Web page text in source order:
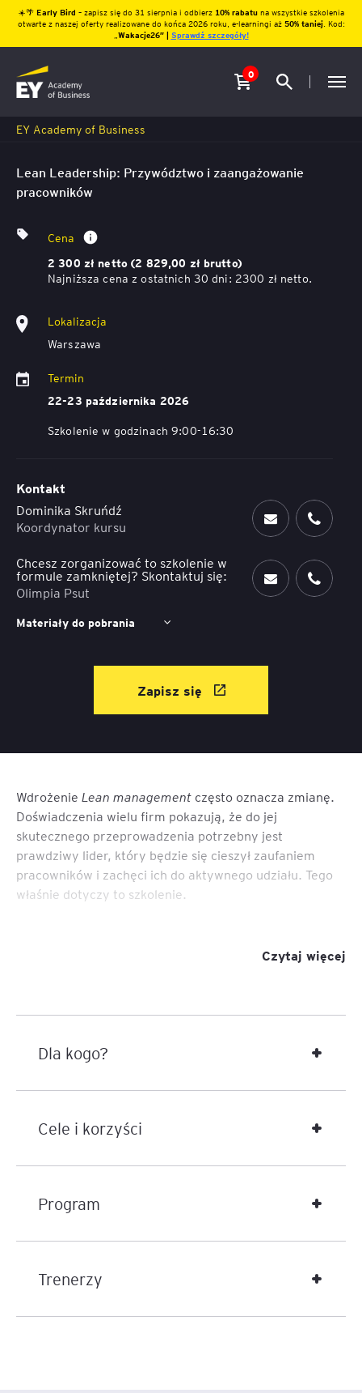
☀️🌴 Early Bird – zapisz się do 31 sierpnia i odbierz10% rabatu na wszystkie szkolenia
otwarte z naszej oferty realizowane do końca 2026 roku, e-learningi aż 50% taniej. Kod:
Wakacje26″ | Sprawdź szczegóły!
0
EY Academy of Business
Wdrożenie Lean management często oznacza zmianę.
Doświadczenia wielu firm pokazują, że do jej
skutecznego przeprowadzenia potrzebny jest
prawdziwy lider, który będzie się cieszył zaufaniem
pracowników i zachęci ich do aktywnego udziału. Tego
właśnie dotyczy to szkolenie.
Czytaj więcej
Dla kogo?
Cele i korzyści
Program
Trenerzy
Lean Leadership: Przywództwo i zaangażowanie
pracowników
Cena
2 300 zł netto (2 829,00 zł brutto)
Najniższa cena z ostatnich 30 dni: 2300 zł netto.
Lokalizacja
Warszawa
Termin
22-23 października 2026
Szkolenie w godzinach 9:00-16:30
Kontakt
Dominika Skruńdź
Koordynator kursu
Chcesz zorganizować to szkolenie w
formule zamkniętej? Skontaktuj się:
Olimpia Psut
Materiały do pobrania
Zapisz się